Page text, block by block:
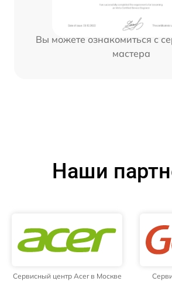
Вы можете ознакомиться с
мастера
Наши
Сервисный центр Acer в Москве